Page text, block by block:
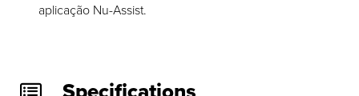
aplicação Nu-Assist.